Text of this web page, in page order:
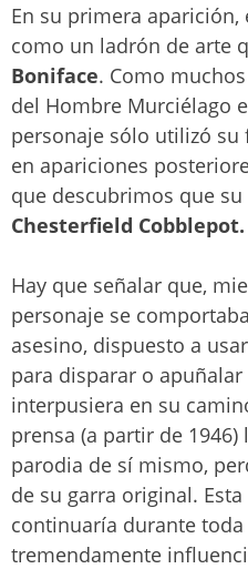
En su primera
como un ladrón de arte
Boniface. Como
del Hombre Murciélago
personaje sólo utilizó
en apariciones
que descubrimos que
Chesterfield Cobblepot.
Hay que señalar que,
personaje se
asesino, dispuesto a
para disparar o
interpusiera en su
prensa (a partir de
parodia de sí mismo,
de su garra original.
continuaría durante toda
tremendamente